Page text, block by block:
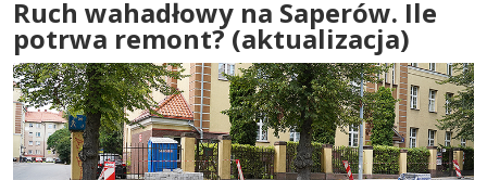
Ruch wahadłowy na Saperów. Ile
potrwa remont? (aktualizacja)